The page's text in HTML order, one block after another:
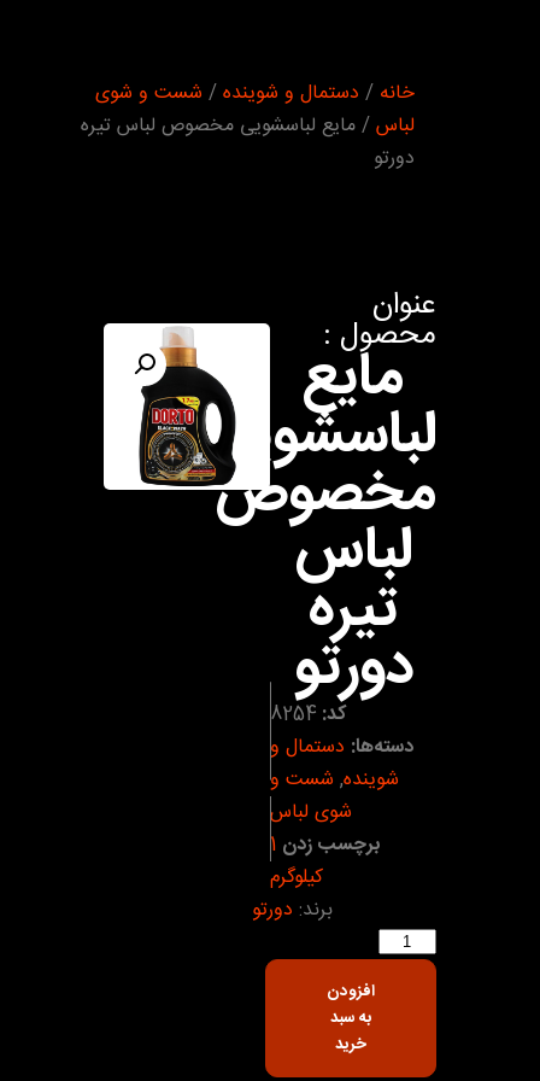
خانه / دستمال و شوینده/ شست و شوی
لباس/ مایع لباسشویی مخصوص لباس تیره
دورتو
عنوان
محصول :
مایع
لباسشویی
مخصوص
لباس
تیره
دورتو
کد: 8254
دسته‌ها: دستمال و
شوینده, شست و
شوی لباس
برچسب زدن 1
کیلوگرم
برند: دورتو
افزودن
به سبد
خرید